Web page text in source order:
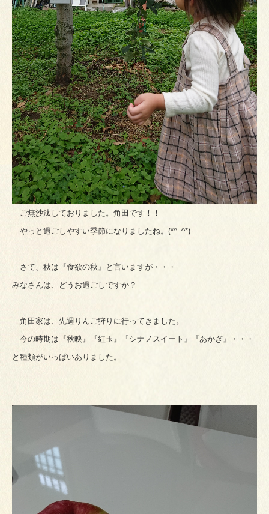
ご無沙汰しておりました。角田です！！
やっと過ごしやすい季節になりましたね。(*^_^*)
さて、秋は『食欲の秋』と言いますが・・・
みなさんは、どうお過ごしですか？
角田家は、先週りんご狩りに行ってきました。
今の時期は『秋映』『紅玉』『シナノスイート』『あかぎ』・・・
と種類がいっぱいありました。